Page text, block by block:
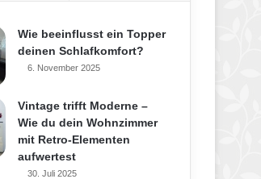
Wie beeinflusst ein Topper
deinen Schlafkomfort?
6. November 2025
Vintage trifft Moderne –
Wie du dein Wohnzimmer
mit Retro-Elementen
aufwertest
30. Juli 2025